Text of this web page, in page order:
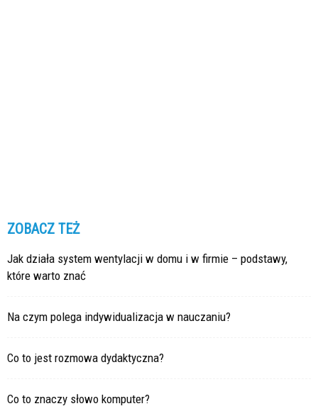
ZOBACZ TEŻ
Jak działa system wentylacji w domu i w firmie – podstawy,
które warto znać
Na czym polega indywidualizacja w nauczaniu?
Co to jest rozmowa dydaktyczna?
Co to znaczy słowo komputer?